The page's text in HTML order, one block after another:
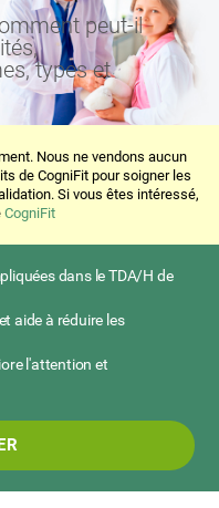
peut-il
types et
Nous ne vendons aucun
de CogniFit pour soigner les
Si vous êtes intéressé,
CogniFit
dans le TDA/H de
aide à réduire les
l'attention et